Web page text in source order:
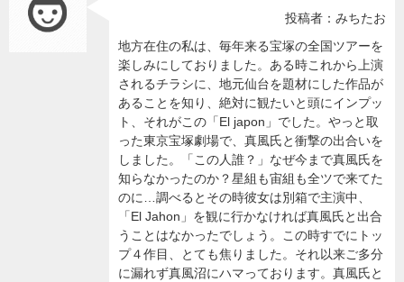
投稿者：みちたお
地方在住の私は、毎年来る宝塚の全国ツアーを
楽しみにしておりました。ある時これから上演
されるチラシに、地元仙台を題材にした作品が
あることを知り、絶対に観たいと頭にインプッ
ト、それがこの「El japon」でした。やっと取
った東京宝塚劇場で、真風氏と衝撃の出合いを
しました。「この人誰？」なぜ今まで真風氏を
知らなかったのか？星組も宙組も全ツで来てた
のに…調べるとその時彼女は別箱で主演中、
「El Jahon」を観に行かなければ真風氏と出合
うことはなかったでしょう。この時すでにトッ
プ４作目、とても焦りました。それ以来ご多分
に漏れず真風沼にハマっております。真風氏と